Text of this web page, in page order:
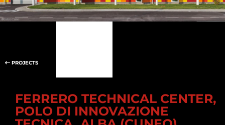
PROJECTS
FERRERO TECHNICAL CENTER,
POLO DI INNOVAZIONE